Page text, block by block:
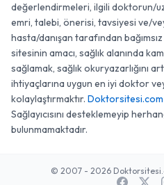
değerlendirmeleri, ilgili doktorun/
emri, talebi, önerisi, tavsiyesi ve/
hasta/danışan tarafından
sitesinin amacı, sağlık alanında
sağlamak, sağlık okuryazarlığını
ihtiyaçlarına uygun en iyi doktor
kolaylaştırmaktır. Doktorsitesi.com
Sağlayıcısını desteklemeyip
bulunmamaktadır.
© 2007 - 2026